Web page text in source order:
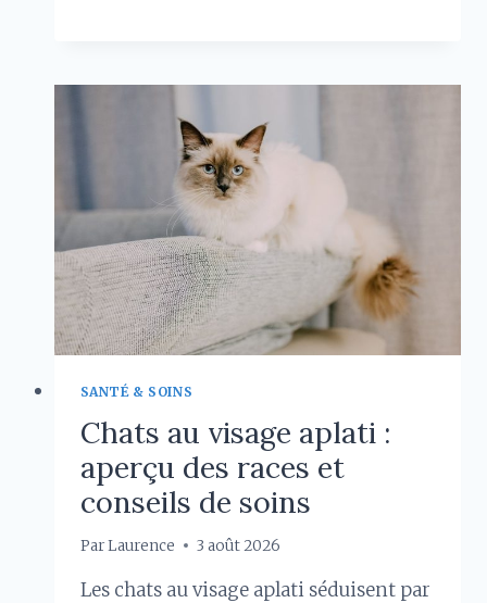
DU
:
COMPARAISON
AVEC
LE
LOUP,
LE
CHAT
ET
AUTRES
ANIMAUX
SANTÉ & SOINS
Chats au visage aplati :
aperçu des races et
conseils de soins
Par Laurence 3 août 2026
Les chats au visage aplati séduisent par